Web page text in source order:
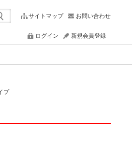
サイトマップ お問い合わせ
ログイン 新規会員登録
プ